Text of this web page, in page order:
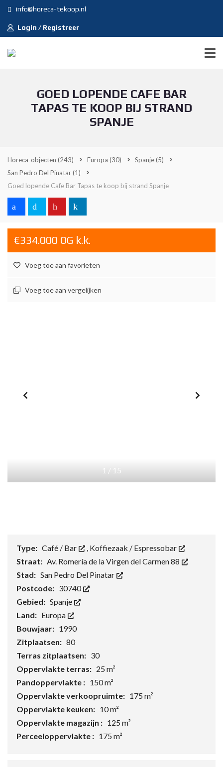
info@horeca-tekoop.nl
Login / Registreer
GOED LOPENDE CAFE BAR
TAPAS TE KOOP BIJ STRAND
SPANJE
Horeca-objecten (243) Europa (30) Spanje(5)
San Pedro Del Pinatar(1)
Goed lopende Cafe Bar Tapas te koop bij strand Spanje
€334.000 OG k.k.
Voeg toe aan favorieten
Voeg toe aan vergelijken
1 / 15
Type: Café / Bar , Koffiezaak / Espressobar
Straat: Av. Romería de la Virgen del Carmen 88
Stad: San Pedro Del Pinatar
Postcode: 30740
Gebied: Spanje
Land: Europa
Bouwjaar: 1990
Zitplaatsen: 80
Terras zitplaatsen: 30
Oppervlakte terras: 25 m²
Pandoppervlakte : 150 m²
Oppervlakte verkoopruimte: 175 m²
Oppervlakte keuken: 10 m²
Oppervlakte magazijn : 125 m²
Perceeloppervlakte : 175 m²